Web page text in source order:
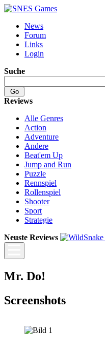
News
Forum
Links
Login
Suche
Reviews
Alle Genres
Action
Adventure
Andere
Beat'em Up
Jump and Run
Puzzle
Rennspiel
Rollenspiel
Shooter
Sport
Strategie
Neuste Reviews
Mr. Do!
Screenshots